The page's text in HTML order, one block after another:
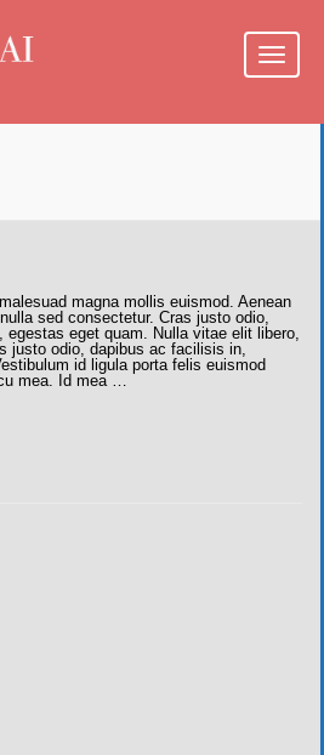
magna mollis euismod. Aenean
sed consectetur. Cras justo odio,
eget quam. Nulla vitae elit libero,
justo odio, dapibus ac facilisis in,
id ligula porta felis euismod
mea. Id mea …